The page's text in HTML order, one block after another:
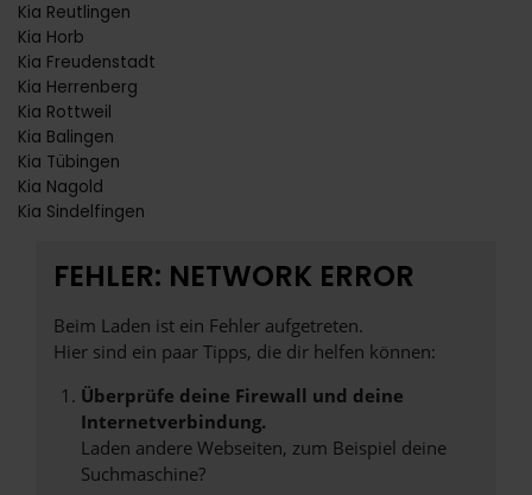
Kia Reutlingen
Kia Horb
Kia Freudenstadt
Kia Herrenberg
Kia Rottweil
Kia Balingen
Kia Tübingen
Kia Nagold
Kia Sindelfingen
FEHLER: NETWORK ERROR
Beim Laden ist ein Fehler aufgetreten.
Hier sind ein paar Tipps, die dir helfen können:
Überprüfe deine Firewall und deine
Internetverbindung.
Laden andere Webseiten, zum Beispiel deine
Suchmaschine?